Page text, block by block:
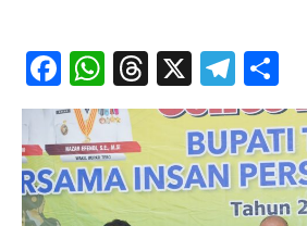
Facebook
WhatsApp
Threads
X